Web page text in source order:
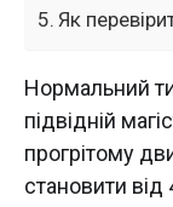
Як
Нормальний
підвідній
прогрітому
становити